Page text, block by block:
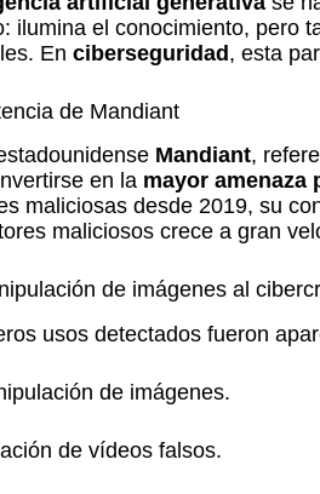
ilumina el conocimiento, pero
Enciberseguridad , esta
de Mandiant
Mandiant,
en la mayor amenaza
maliciosas desde 2019, su
maliciosos crece a gran
de imágenes al
usos detectados fueron
de imágenes.
de vídeos falsos.